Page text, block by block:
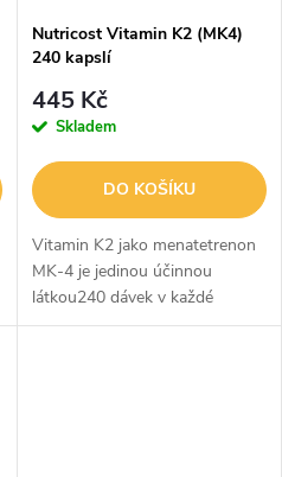
Nutricost Vitamin K2 (MK4)
240 kapslí
445 Kč
Skladem
DO KOŠÍKU
Vitamin K2 jako menatetrenon
MK-4 je jedinou účinnou
látkou240 dávek v každé
lahvičceBez GMO a